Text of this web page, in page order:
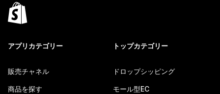
アプリカテゴリー
販売チャネル
商品を探す
トップカテゴリー
ドロップシッピング
モール型EC